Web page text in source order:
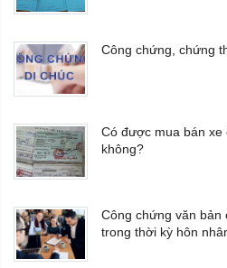
Công chứng, chứng
Có được mua bán xe
không?
Công chứng văn bản
trong thời kỳ hôn